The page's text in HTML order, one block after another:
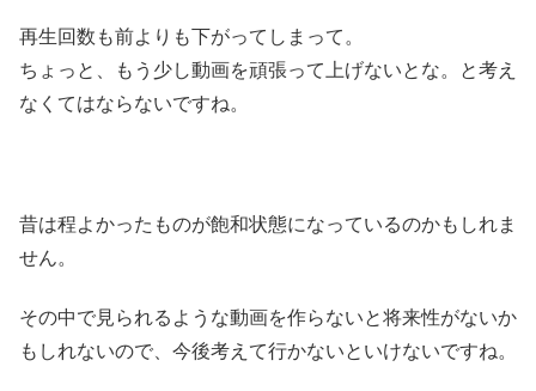
再生回数も前よりも下がってしまって。
ちょっと、もう少し動画を頑張って上げないとな。と考え
なくてはならないですね。
昔は程よかったものが飽和状態になっているのかもしれま
せん。
その中で見られるような動画を作らないと将来性がないか
もしれないので、今後考えて行かないといけないですね。